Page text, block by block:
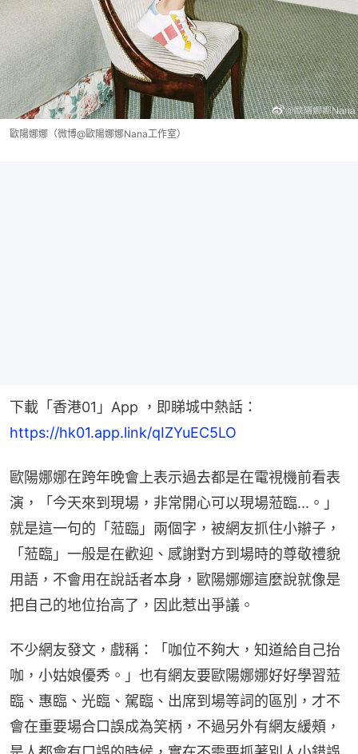
歐陽娜娜（微博@歐陽娜娜Nana工作室）
下載「香港01」App ，即睇城中熱話：
https://hk01.app.link/qIZYuEC5LO
歐陽娜娜在跨年晚會上表示過去都是在電視機前看表
演，「今天來到現場，非常開心可以現場蒞臨...。」
就是這一句的「蒞臨」兩個字，被網友抓住小辮子，
「蒞臨」一般是在歡迎、感謝對方到場時的尊敬禮貌
用語，不會用在說話者本身，歐陽娜娜這麼說就像是
把自己的地位抬高了，因此惹出爭議。
不少網友發文，戲稱：「咖位不夠大，知道給自己抬
咖，小姑娘優秀。」也有網友要歐陽娜娜好好學習蒞
臨、惠臨、光臨、駕臨、出席到場等詞的區別，才不
會在重要場合口誤成為笑柄，不過另外有網友緩頰，